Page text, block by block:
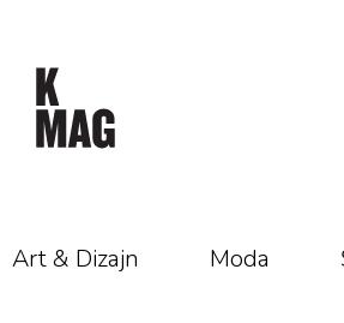
Art & Dizajn Moda